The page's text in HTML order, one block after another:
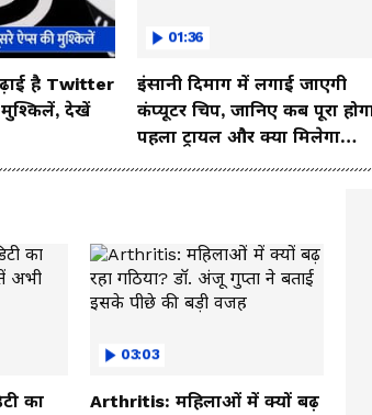
है Twitter
देखें
01:36
इंसानी दिमाग में लगाई जाएगी
कंप्यूटर चिप, जानिए कब पूरा
पहला ट्रायल और क्या मिलेगा
का
03:03
Arthritis: महिलाओं में क्यों बढ़